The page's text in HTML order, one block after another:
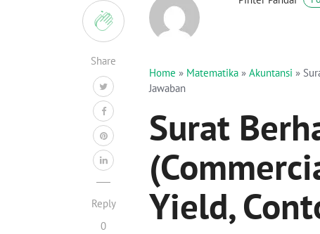
Share
Reply
0
Home » Matematika » Akuntansi »
Jawaban
Surat
Yield,